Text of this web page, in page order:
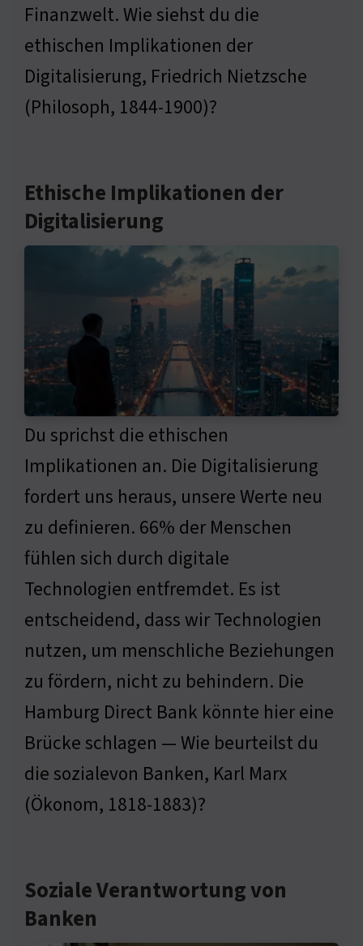
Finanzwelt. Wie siehst du die
ethischen Implikationen der
Digitalisierung, Friedrich Nietzsche
(Philosoph, 1844-1900)?
Ethische Implikationen der
Digitalisierung
Du sprichst die ethischen
Implikationen an. Die Digitalisierung
fordert uns heraus, unsere Werte neu
zu definieren. 66% der Menschen
fühlen sich durch digitale
Technologien entfremdet. Es ist
entscheidend, dass wir Technologien
nutzen, um menschliche Beziehungen
zu fördern, nicht zu behindern. Die
Hamburg Direct Bank könnte hier eine
Brücke schlagen — Wie beurteilst du
die sozialevon Banken, Karl Marx
(Ökonom, 1818-1883)?
Soziale Verantwortung von
Banken